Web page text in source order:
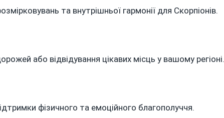
та внутрішньої гармонії для Скорпіонів.
або відвідування цікавих місць у вашому регіоні.
фізичного та емоційного благополуччя.